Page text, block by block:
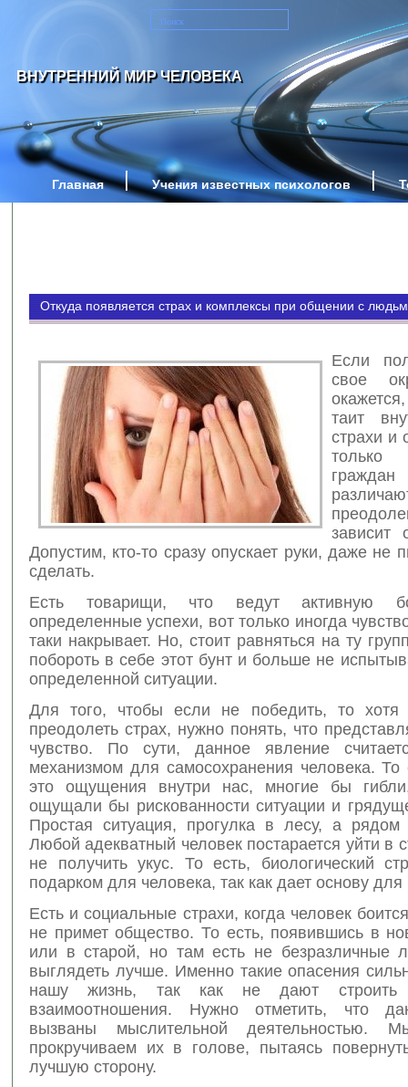
ВНУТРЕННИЙ МИР ЧЕЛОВЕКА
Главная Учения известных психологов
Откуда появляется страх и комплексы при общении с
Если
свое
таит
страхи и
только
зависит
Допустим, кто-то сразу опускает руки, даже не
сделать.
Есть товарищи, что ведут активную
определенные успехи, вот только иногда
таки накрывает. Но, стоит равняться на ту
побороть в себе этот бунт и больше не
определенной ситуации.
Для того, чтобы если не победить, то хотя
преодолеть страх, нужно понять, что
чувство. По сути, данное явление
механизмом для самосохранения человека. То
это ощущения внутри нас, многие бы
ощущали бы рискованности ситуации и
Простая ситуация, прогулка в лесу, а рядом
Любой адекватный человек постарается уйти в
не получить укус. То есть, биологический
подарком для человека, так как дает основу
Есть и социальные страхи, когда человек
не примет общество. То есть, появившись в
или в старой, но там есть не безразличные
выглядеть лучше. Именно такие опасения
нашу жизнь, так как не дают строить
взаимоотношения. Нужно отметить, что
вызваны мыслительной деятельностью.
прокручиваем их в голове, пытаясь
лучшую сторону.